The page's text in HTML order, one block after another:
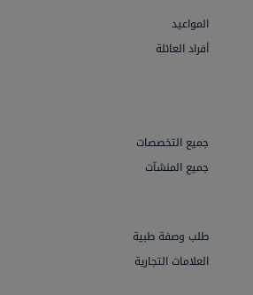
المواعيد
أفراد العائلة
جميع التخصصات
جميع المنشآت
طلب وصفة طبية
العلامات التجارية